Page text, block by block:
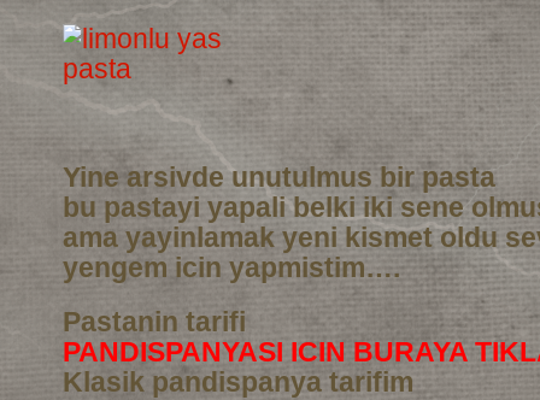
Yine arsivde unutulmus bir pasta
bu pastayi yapali belki iki sene
ama yayinlamak yeni kismet oldu
yengem icin yapmistim….
Pastanin tarifi
PANDISPANYASI ICIN BURAYA
Klasik pandispanya tarifim